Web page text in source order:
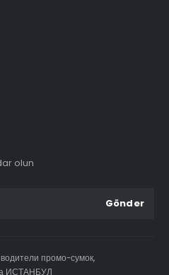
olun
промо-сумок,
ИСТАНБУЛ